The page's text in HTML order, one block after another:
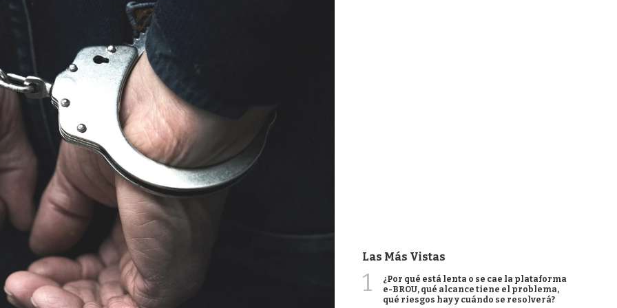
Las Más Vistas
1
¿Por qué está lenta o se cae la plataforma
e-BROU, qué alcance tiene el problema,
qué riesgos hay y cuándo se resolverá?